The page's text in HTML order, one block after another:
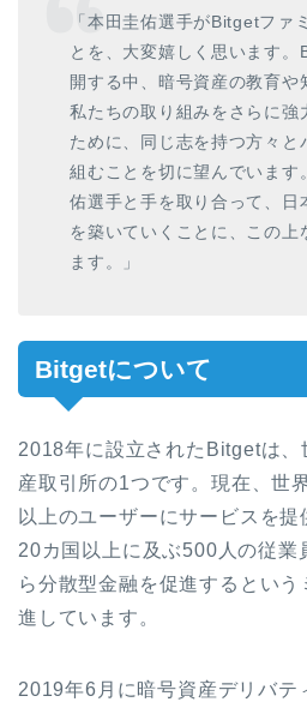
「本田圭佑選手がBitgetファ
とを、大変嬉しく思います。
開する中、暗号資産の教育や
私たちの取り組みをさらに強
ために、同じ志を持つ方々と
組むことを切に望んでいます
佑選手と手を取り合って、日
を築いていくことに、この上
ます。」
Bitgetについて
2018年に設立された Bitgetは、
産取引所の1つです。現在、世
以上のユーザーにサービスを提
20カ国以上に及ぶ500 人の従業
ら分散型金融を促進するとい
進しています。
2019年6 月に暗号資産デリバテ